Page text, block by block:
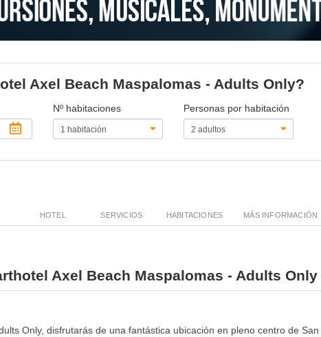
Axel Beach Maspalomas - Adults Only?
Nº habitaciones
Personas por habitación
HOTEL SERVICIOS HABITACIONES MÁS INFORMACIÓN
Axel Beach Maspalomas - Adults Only
Only, disfrutarás de una fantástica ubicación en pleno centro de